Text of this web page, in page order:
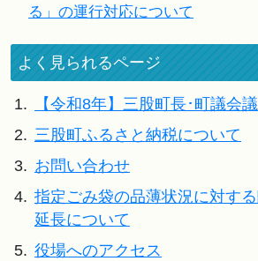
る」の運行対応について
よく見られるページ
1.
【令和8年】三股町長･町議会
2. 三股町ふるさと納税について
3. お問い合わせ
4. 指定ごみ袋の品薄状況に対す
延長について
5. 役場へのアクセス